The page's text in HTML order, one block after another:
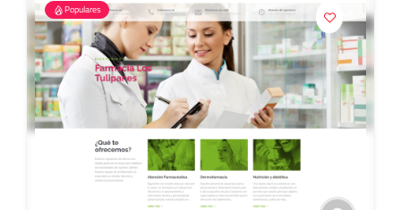
Populares